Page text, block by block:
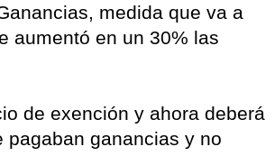
medida que va a
aumentó en un 30% las
de exención y ahora deberá
pagaban ganancias y no